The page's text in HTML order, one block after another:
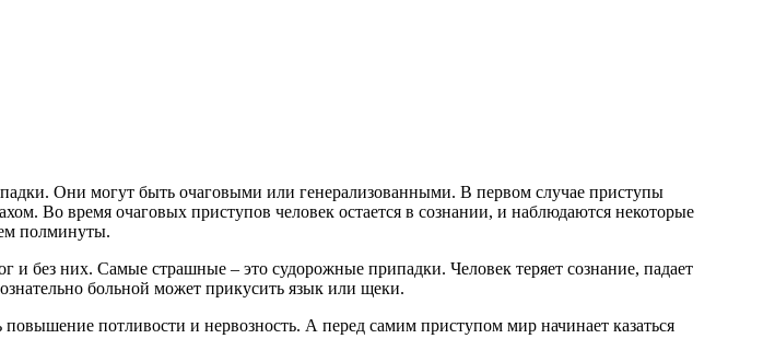
Они могут быть очаговыми или генерализованными. В первом случае приступы
Во время очаговых приступов человек остается в сознании, и наблюдаются некоторые
полминуты.
и без них. Самые страшные – это судорожные припадки. Человек теряет сознание, падает
больной может прикусить язык или щеки.
потливости и нервозность. А перед самим приступом мир начинает казаться